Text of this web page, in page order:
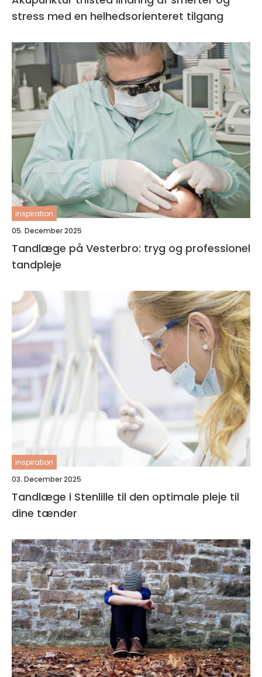
stress med en helhedsorienteret tilgang
inspiration
05. December 2025
Tandlæge på Vesterbro: tryg og professionel
tandpleje
inspiration
03. December 2025
Tandlæge i Stenlille til den optimale pleje til
dine tænder